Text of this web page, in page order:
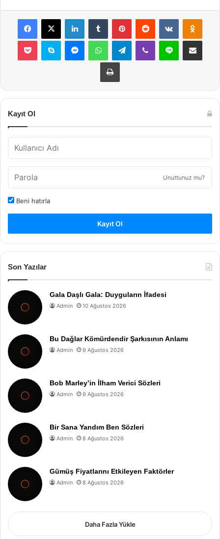
Facebook
X LinkedInTumblr PinterestReddit VKontakte
Pocket Skype MessengerWhatsAppTelegramViber Line E-Posta ile
Yazdır
Kayıt Ol
Unuttunuz mu?
Beni hatırla
Kayıt Ol
Son Yazılar
Gala Daşlı Gala: Duyguların İfadesi
Admin 10 Ağustos 2026
Bu Dağlar Kömürdendir Şarkısının Anlamı
Admin 9 Ağustos 2026
Bob Marley’in İlham Verici Sözleri
Admin 9 Ağustos 2026
Bir Sana Yandım Ben Sözleri
Admin 8 Ağustos 2026
Gümüş Fiyatlarını Etkileyen Faktörler
Admin 8 Ağustos 2026
Daha Fazla Yükle